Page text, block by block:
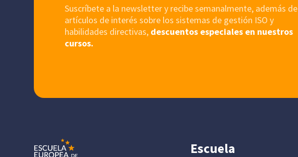
Suscríbete a la newsletter y recibe semanalmente, además de
artículos de interés sobre los sistemas de gestión ISO y
habilidades directivas, descuentos especiales en nuestros
cursos.
Escuela